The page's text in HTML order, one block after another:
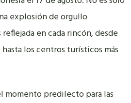
explosión de orgullo
en cada rincón, desde
hasta los centros turísticos más
momento predilecto para las